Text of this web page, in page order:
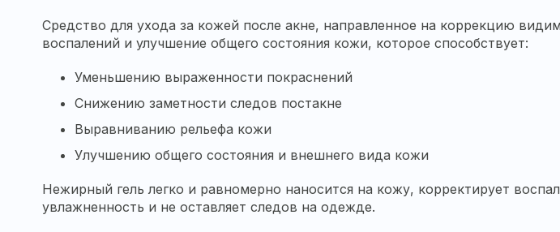
Средство для ухода за кожей после акне, направленное на коррекцию
воспалений и улучшение общего состояния кожи, которое способствует:
Уменьшению выраженности покраснений
Снижению заметности следов постакне
Выравниванию рельефа кожи
Улучшению общего состояния и внешнего вида кожи
Нежирный гель легко и равномерно наносится на кожу, корректирует
увлажненность и не оставляет следов на одежде.